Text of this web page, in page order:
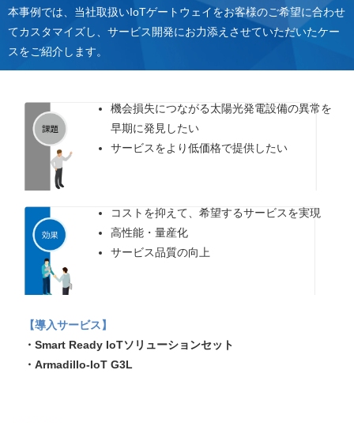
本事例では、当社取扱いIoTゲートウェイをお客様のご希望に合わせ
てカスタマイズし、サービス開発にお力添えさせていただいたケー
スをご紹介します。
機会損失につながる太陽光発電設備の異常を
早期に発見したい
サービスをより低価格で提供したい
コストを抑えて、希望するサービスを実現
高性能・量産化
サービス品質の向上
【導入サービス】
・Smart Ready IoTソリューションセット
・Armadillo-IoT G3L